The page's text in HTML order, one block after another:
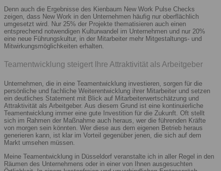
Denn auch die Ergebnisse des Kienbaum New Work Pulse Checks
zeigen, dass New Work in den Unternehmen häufig nur oberflächlich
umgesetzt wird. Nur 25% der Projekte thematisieren auch einen
entsprechend notwendigen Kulturwandel im Unternehmen und nur 20%
eine neue Führungskultur, in der Mitarbeiter mehr Mitgestaltungs- und
Mitwirkungsmöglichkeiten erhalten.
Teamentwicklung steigert Ihre Attraktivität als Arbeitgeber
Unternehmen, die in eine Teamentwicklung investieren, sorgen für die
persönliche und fachliche Weiterentwicklung ihrer Mitarbeiter und setzen
ein deutliches Statement mit Blick auf Mitarbeiterwertschätzung und
Attraktivität als Arbeitgeber. Aus diesem Grund ist eine kontinuierliche
Teamentwicklung immer eine gute Investition für die Zukunft. Oft stellt
sich im Rahmen der Maßnahme auch heraus, wer die führenden Kräfte
von morgen sein könnten. Wer diese aus dem eigenen Betrieb heraus
generieren kann, ist klar im Vorteil gegenüber jenen, die sich auf dem
Markt umsehen müssen.
Meine Teamentwicklung in Düsseldorf veranstalte ich in aller Regel in den
Räumen des Unternehmens oder in einer von Ihnen ausgesuchten